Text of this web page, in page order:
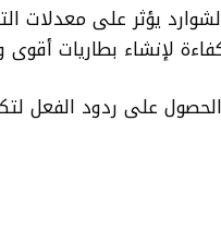
يؤثر على معدلات
لإنشاء بطاريات أقوى
على ردود الفعل